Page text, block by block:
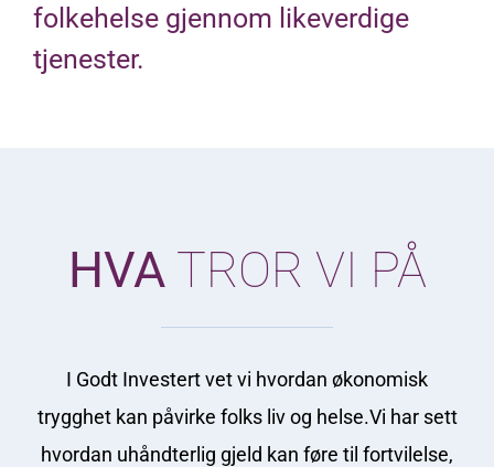
folkehelsegjennom likeverdige
tjenester.
HVATROR VI PÅ
I Godt Investert vet vi hvordan økonomisk
trygghet kan påvirke folks liv og helse.Vi har sett
hvordan uhåndterlig gjeld kan føre til fortvilelse,